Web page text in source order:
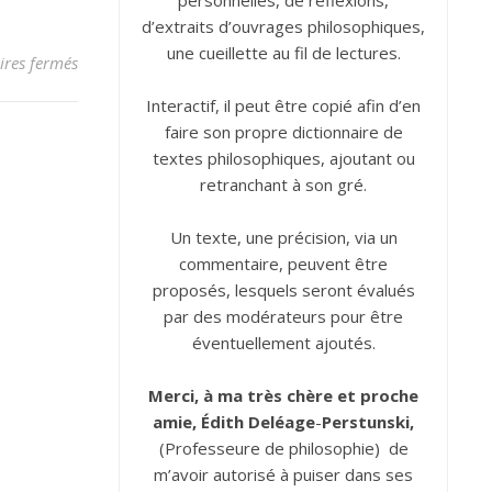
ferméssur Argent
d’extraits d’ouvrages philosophiques,
une cueillette au fil de lectures.
Interactif, il peut être copié afin d’en
faire son propre dictionnaire de
textes philosophiques, ajoutant ou
retranchant à son gré.
Un texte, une précision, via un
commentaire, peuvent être
proposés, lesquels seront évalués
par des modérateurs pour être
éventuellement ajoutés.
Merci, à ma très chère et proche
amie, Édith Deléage-Perstunski,
(Professeure de philosophie) de
m’avoir autorisé à puiser dans ses